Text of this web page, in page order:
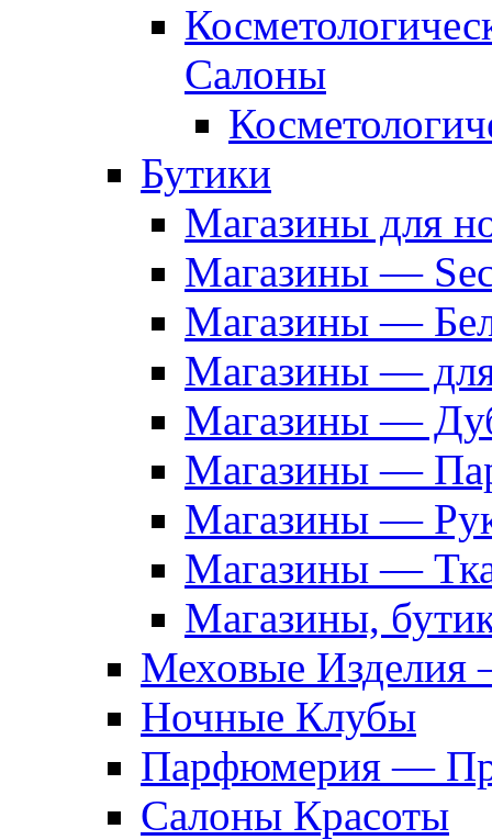
Салоны
Бутики
Магазины для
Магазины —
Магазины —
Магазины —
Магазины —
Магазины —
Магазины —
Магазины —
Магазины,
Меховые Изделия
Ночные Клубы
Парфюмерия —
Салоны Красоты